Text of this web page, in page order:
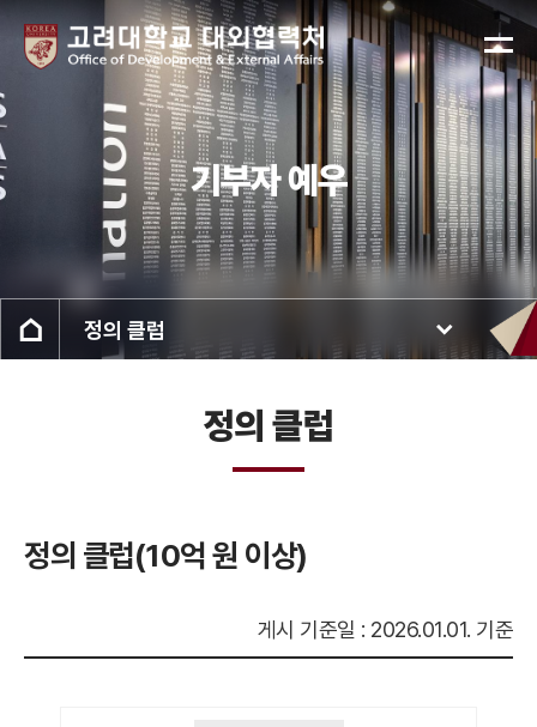
기부자 예우
정의 클럽
정의 클럽
정의 클럽(10억 원 이상)
게시 기준일 : 2026.01.01. 기준